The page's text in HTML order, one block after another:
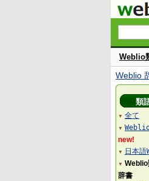
Weblio
Weblio
類
▼ 全て
▼
new!
▼ 日本
▼ Weblio
辞書